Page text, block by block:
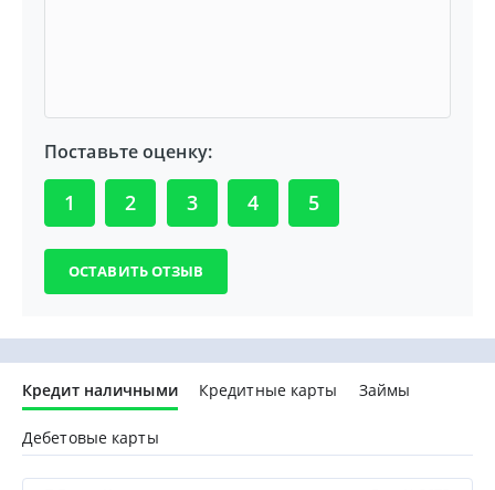
Поставьте оценку:
1 2 3 4 5
Кредит наличными Кредитные карты Займы
Дебетовые карты